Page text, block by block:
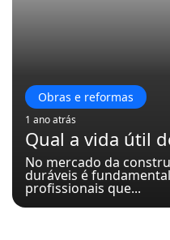
Obras e reformas
1 ano atrás
Qual a vida útil
No mercado da
duráveis é
profissionais que...